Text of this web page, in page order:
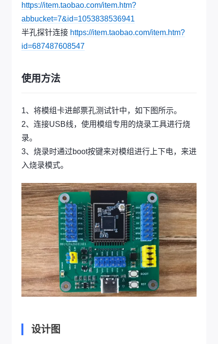
https://item.taobao.com/item.htm?
abbucket=7&id=1053838536941
半孔探针连接 https://item.taobao.com/item.htm?
id=687487608547
使用方法
1、将模组卡进邮票孔测试针中，如下图所示。
2、连接USB线，使用模组专用的烧录工具进行烧
录。
3、烧录时通过boot按键来对模组进行上下电，来进
入烧录模式。
设计图